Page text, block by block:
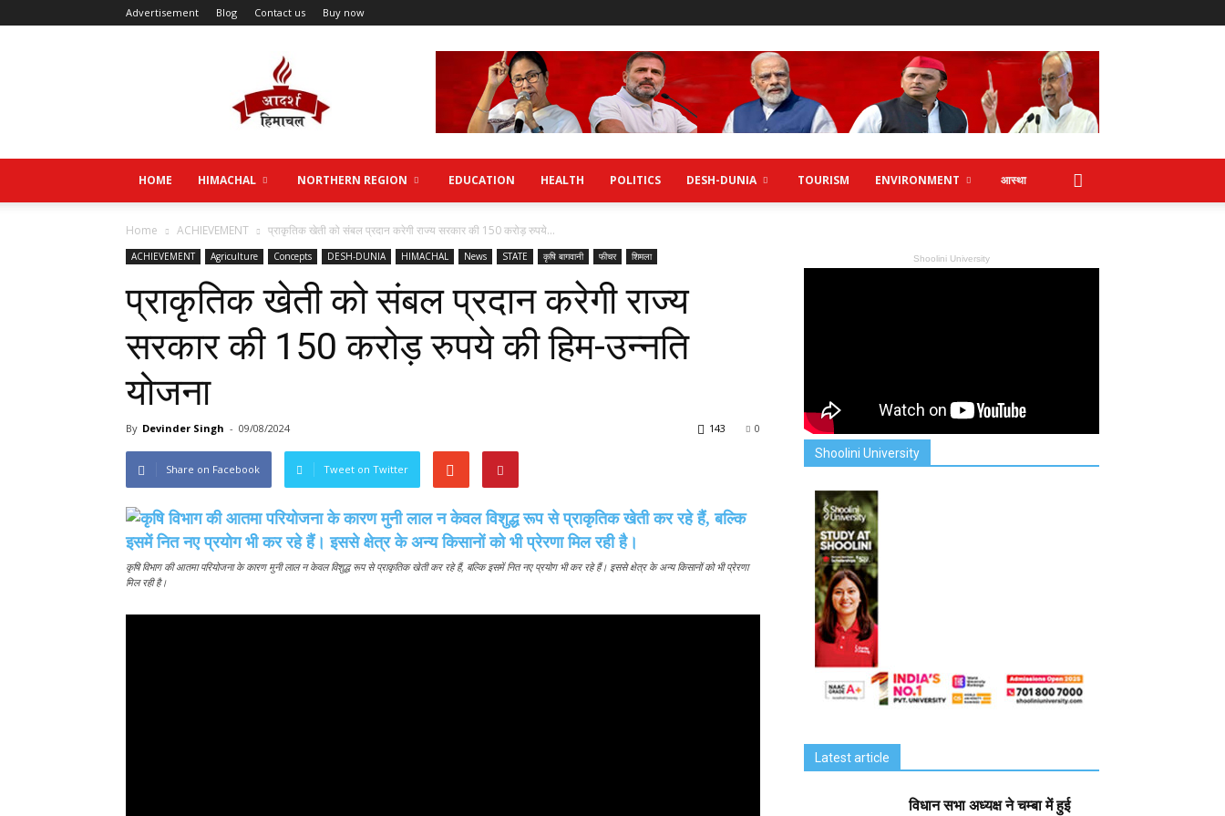
Advertisement Blog Contact us Buy now
HOME HIMACHAL NORTHERN REGION EDUCATION HEALTH POLITICS DESH-DUNIA TOURISM ENVIRONMENT आस्था
Home ACHIEVEMENT प्राकृतिक खेती को संबल प्रदान करेगी राज्य सरकार की 150 करोड़ रुपये...
ACHIEVEMENT Agriculture Concepts DESH-DUNIA HIMACHAL News STATE कृषि बागवानी फीचर शिमला
प्राकृतिक खेती को संबल प्रदान करेगी राज्य
सरकार की 150 करोड़ रुपये की हिम-उन्नति
योजना
By Devinder Singh - 09/08/2024 0
143
Share on Facebook Tweet on Twitter
कृषि विभाग की आतमा परियोजना के कारण मुनी लाल न केवल विशुद्ध रूप से प्राकृतिक खेती कर रहे हैं, बल्कि इसमें नित नए प्रयोग भी कर रहे हैं। इससे क्षेत्र के अन्य किसानों को भी प्रेरणा
मिल रही है।
Shoolini University
Shoolini University
Latest article
विधान सभा अध्यक्ष ने चम्बा में हुई